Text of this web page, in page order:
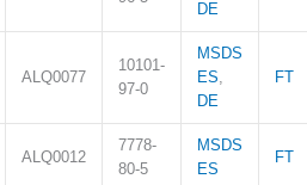
DE
ALQ0077
10101-
97-0
MSDS
ES,
DE
FT
ALQ0012
7778-
80-5
MSDS
ES
FT